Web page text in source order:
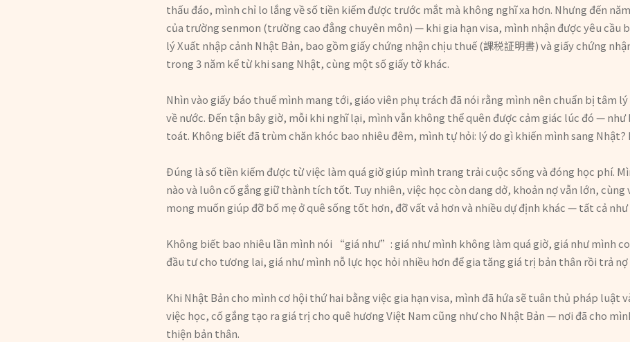
thấu đáo, mình chỉ lo lắng về số tiền kiếm được trước mắt mà không nghĩ xa hơn. Nhưng đến
của trường senmon (trường cao đẳng chuyên môn) — khi gia hạn visa, mình nhận được yêu cầu
lý Xuất nhập cảnh Nhật Bản, bao gồm giấy chứng nhận chịu thuế (課税証明書) và giấy chứng
trong 3 năm kể từ khi sang Nhật, cùng một số giấy tờ khác.
Nhìn vào giấy báo thuế mình mang tới, giáo viên phụ trách đã nói rằng mình nên chuẩn bị tâm lý
về nước. Đến tận bây giờ, mỗi khi nghĩ lại, mình vẫn không thể quên được cảm giác lúc đó —
toát. Không biết đã trùm chăn khóc bao nhiêu đêm, mình tự hỏi: lý do gì khiến mình sang Nhật?
Đúng là số tiền kiếm được từ việc làm quá giờ giúp mình trang trải cuộc sống và đóng học phí.
nào và luôn cố gắng giữ thành tích tốt. Tuy nhiên, việc học còn dang dở, khoản nợ vẫn lớn,
mong muốn giúp đỡ bố mẹ ở quê sống tốt hơn, đỡ vất vả hơn và nhiều dự định khác — tất cả
Không biết bao nhiêu lần mình nói “giá như”: giá như mình không làm quá giờ, giá như mình
đầu tư cho tương lai, giá như mình nỗ lực học hỏi nhiều hơn để gia tăng giá trị bản thân rồi trả
Khi Nhật Bản cho mình cơ hội thứ hai bằng việc gia hạn visa, mình đã hứa sẽ tuân thủ pháp luật
việc học, cố gắng tạo ra giá trị cho quê hương Việt Nam cũng như cho Nhật Bản — nơi đã cho
thiện bản thân.